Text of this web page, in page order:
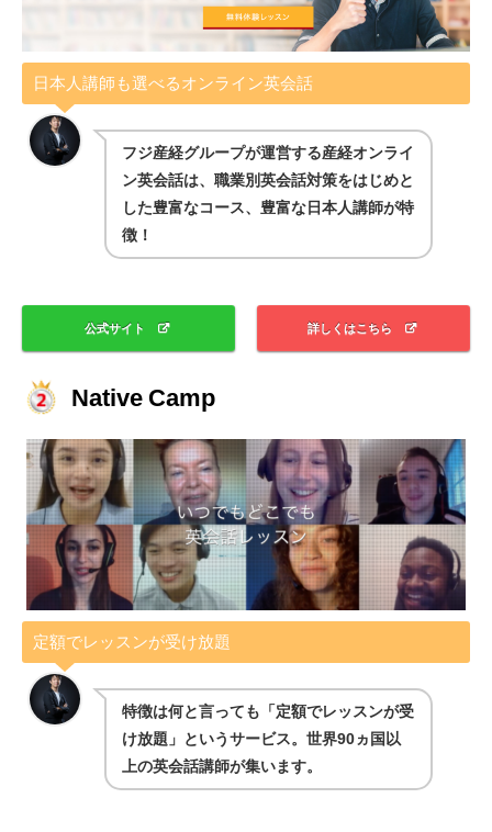
日本人講師も選べるオンライン英会話
フジ産経グループが運営する産経オンライ
ン英会話は、職業別英会話対策をはじめと
した豊富なコース、豊富な日本人講師が特
徴！
公式サイト 詳しくはこちら
Native Camp
定額でレッスンが受け放題
特徴は何と言っても「定額でレッスンが受
け放題」というサービス。世界90ヵ国以
上の英会話講師が集います。